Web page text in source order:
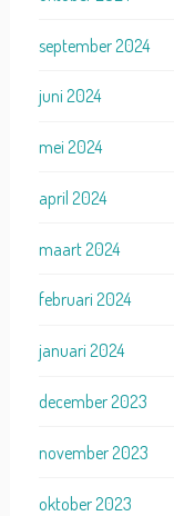
september 2024
juni 2024
mei 2024
april 2024
maart 2024
februari 2024
januari 2024
december 2023
november 2023
oktober 2023